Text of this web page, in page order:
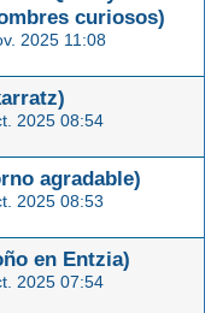
curiosos)
2025 11:08
2025 08:54
agradable)
2025 08:53
en Entzia)
2025 07:54